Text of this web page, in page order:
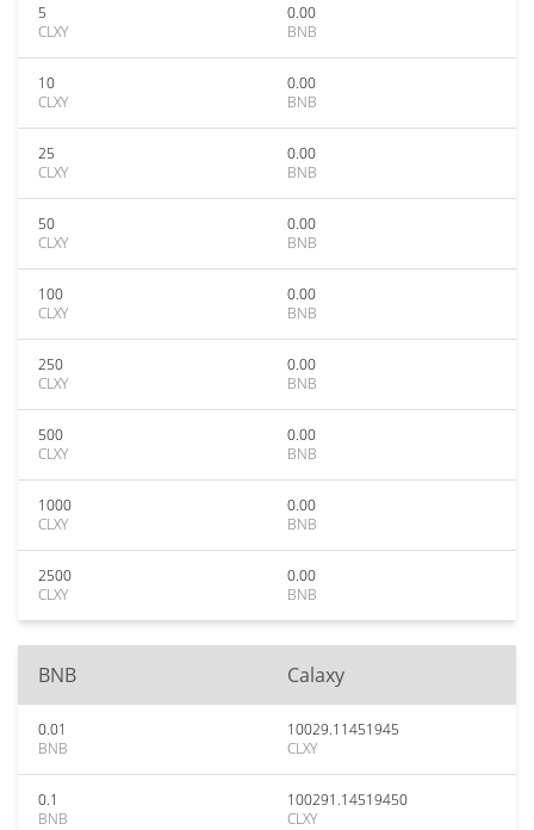
5
CLXY
0.00
BNB
10
CLXY
0.00
BNB
25
CLXY
0.00
BNB
50
CLXY
0.00
BNB
100
CLXY
0.00
BNB
250
CLXY
0.00
BNB
500
CLXY
0.00
BNB
1000
CLXY
0.00
BNB
2500
CLXY
0.00
BNB
BNB Calaxy
0.01
BNB
10029.11451945
CLXY
0.1
BNB
100291.14519450
CLXY